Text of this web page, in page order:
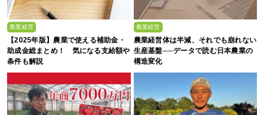
農業経営
【2025年版】農業で使える補助金・
助成金総まとめ！ 気になる支給額や
条件も解説
農業経営
農業経営体は半減、それでも崩れない
生産基盤──データで読む日本農業の
構造変化